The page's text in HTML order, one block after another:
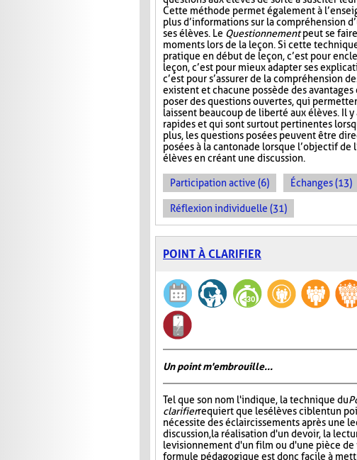
Cette méthode permet également à
plus d’informations sur la compréhension
ses élèves. Le Questionnementpeut se
moments lors de la leçon. Si cette
pratique en début de leçon, c’est pour
leçon, c’est pour mieux adapter ses
c’est pour s’assurer de la compréhension
existent et chacune possède des
poser des questions ouvertes, qui
laissent beaucoup de liberté aux élèves. Il
rapides et qui sont surtout pertinentes
plus, les questions posées peuvent être
posées à la cantonade lorsque l’objectif
élèves en créant une discussion.
Participation active (6) Échanges (13)
Réflexion individuelle (31)
POINT À CLARIFIER
Un point m'embrouille...
Tel que son nom l'indique, la technique du
clarifierrequiert que les élèves ciblent un
nécessite des éclaircissements après une
discussion, la réalisation d'un devoir, la
le visionnement d'un film ou d'une pièce
formule pédagogique est donc facile à